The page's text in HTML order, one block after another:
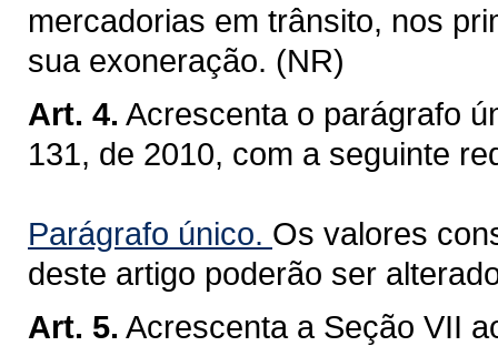
mercadorias em trânsito, nos
sua exoneração. (NR)
Art. 4. Acrescenta o parágrafo
131, de 2010, com a seguinte
Parágrafo único. Os valores
deste artigo poderão ser
Art. 5. Acrescenta a Seção VII